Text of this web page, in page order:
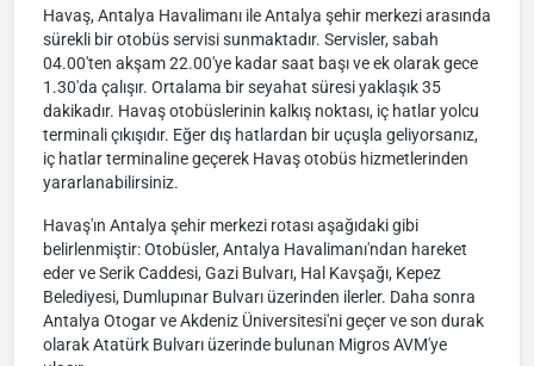
Havaş, Antalya Havalimanı ile Antalya şehir merkezi arasında
sürekli bir otobüs servisi sunmaktadır. Servisler, sabah
04.00'ten akşam 22.00'ye kadar saat başı ve ek olarak gece
1.30'da çalışır. Ortalama bir seyahat süresi yaklaşık 35
dakikadır. Havaş otobüslerinin kalkış noktası, iç hatlar yolcu
terminali çıkışıdır. Eğer dış hatlardan bir uçuşla geliyorsanız,
iç hatlar terminaline geçerek Havaş otobüs hizmetlerinden
yararlanabilirsiniz.
Havaş'ın Antalya şehir merkezi rotası aşağıdaki gibi
belirlenmiştir: Otobüsler, Antalya Havalimanı'ndan hareket
eder ve Serik Caddesi, Gazi Bulvarı, Hal Kavşağı, Kepez
Belediyesi, Dumlupınar Bulvarı üzerinden ilerler. Daha sonra
Antalya Otogar ve Akdeniz Üniversitesi'ni geçer ve son durak
olarak Atatürk Bulvarı üzerinde bulunan Migros AVM'ye